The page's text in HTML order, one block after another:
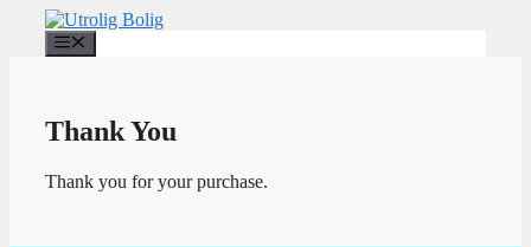
indhold
Thank You
Thank you for your purchase.